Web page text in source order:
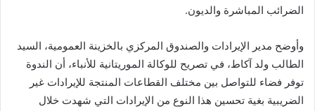
الضرائب المباشرة والديون.
وأوضح مدير الإيرادات والصندوق المركزي بالخزينة العمومية، السيد
الطالب ولد آكاط، في تصريح للوكالة الموريتانية للأنباء، أن الندوة
توفر فضاء للتواصل بين مختلف القطاعات المنتجة للإيرادات غير
الضريبية بغية تحسين هذا النوع من الإيرادات التي شهدت خلال